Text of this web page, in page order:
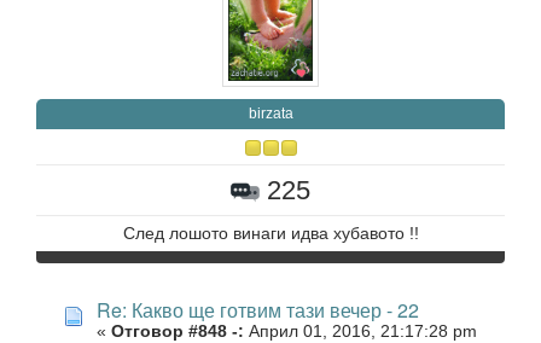
birzata
225
След лошото винаги идва хубавото !!
Re: Какво ще готвим тази вечер - 22
« Отговор #848 -: Април 01, 2016, 21:17:28 pm